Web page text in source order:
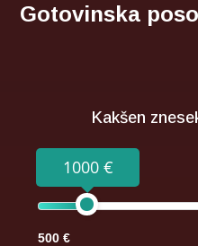
Gotovinska
Kakšen
1000 €
500 €